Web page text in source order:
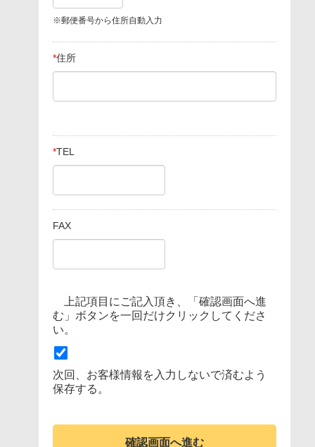
※郵便番号から住所自動入力
*住所
*TEL
FAX
上記項目にご記入頂き、「確認画面へ進
む」ボタンを一回だけクリックしてくださ
い。
次回、お客様情報を入力しないで済むよう
保存する。
確認画面へ進む